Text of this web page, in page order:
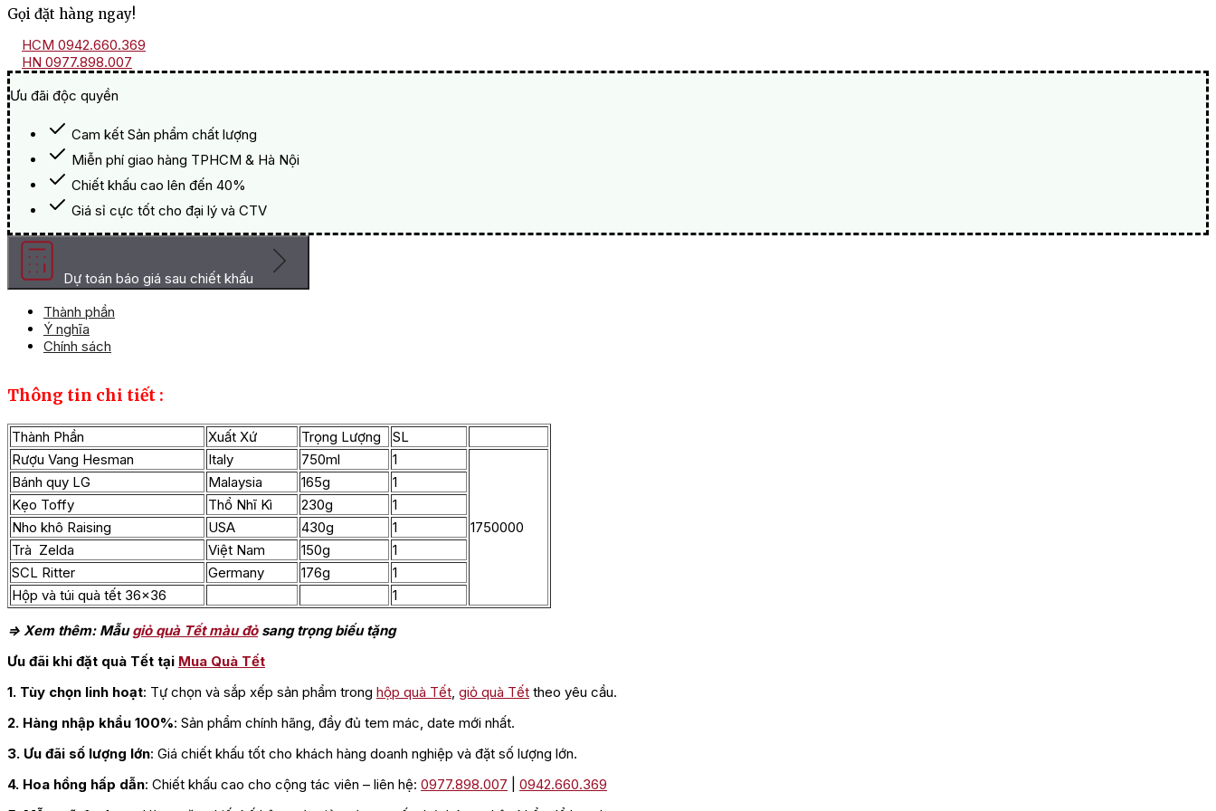
Long
Sum
Vầy
2
số
lượng
Gọi đặt hàng ngay!
HCM 0942.660.369
HN 0977.898.007
Ưu đãi độc quyền
Cam kết Sản phẩm chất lượng
Miễn phí giao hàng TPHCM & Hà Nội
Chiết khấu cao lên đến 40%
Giá sỉ cực tốt cho đại lý và CTV
Dự toán báo giá sau chiết khấu
Thành phần
Ý nghĩa
Chính sách
Thông tin chi tiết :
Thành Phần Xuất Xứ Trọng Lượng
SL
Rượu Vang Hesman
Italy 750ml 1
1750000
Bánh quy LG Malaysia 165g
1
Kẹo Toffy
Thổ Nhĩ Kì 230g
1
Nho khô Raising
USA 430g
1
Trà Zelda
Việt Nam 150g
1
SCL Ritter
Germany 176g
1
Hộp và túi quà tết 36×36
1
=> Xem thêm: Mẫugiỏ quà Tết màu đỏsang trọng biếu tặng
Ưu đãi khi đặt quà Tết tại Mua Quà Tết
1. Tùy chọn linh hoạt: Tự chọn và sắp xếp sản phẩm trong hộp quà Tết giỏ quà Tết theo yêu cầu.
2. Hàng nhập khẩu 100%: Sản phẩm chính hãng, đầy đủ tem mác, date mới nhất.
3. Ưu đãi số lượng lớn: Giá chiết khấu tốt cho khách hàng doanh nghiệp và đặt số lượng lớn.
4. Hoa hồng hấp dẫn: Chiết khấu cao cho cộng tác viên – liên hệ: 0977.898.007
0942.660.369